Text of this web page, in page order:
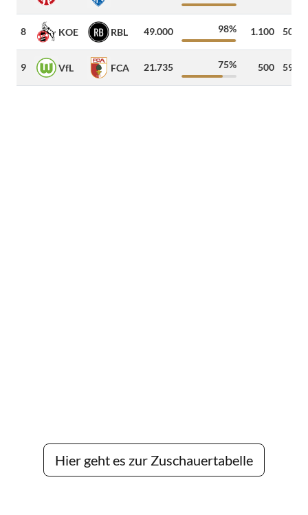
8 KOE RBL 49.000 98% 1.100 501
9 VfL FCA 21.735 75% 500 593
Hier geht es zur Zuschauertabelle